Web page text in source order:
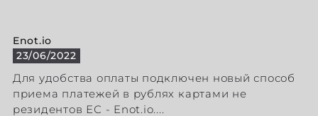
Enot.io
23/06/2022
Для удобства оплаты подключен новый способ
приема платежей в рублях картами не
резидентов ЕС - Enot.io....